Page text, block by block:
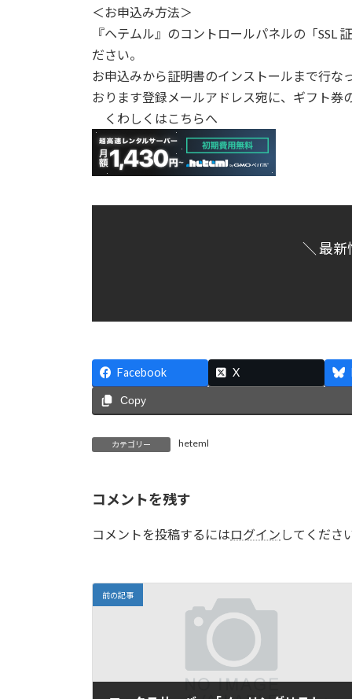
＜お申込み方法＞
『ヘテムル』のコントロールパネルの「SSL
ださい。
お申込みから証明書のインストールまで行な
おります登録メールアドレス宛に、ギフト券
くわしくはこちらへ
＼ 最新
Facebook X
Copy
カテゴリー heteml
コメントを残す
コメントを投稿するにはログイン してくださ
前の記事